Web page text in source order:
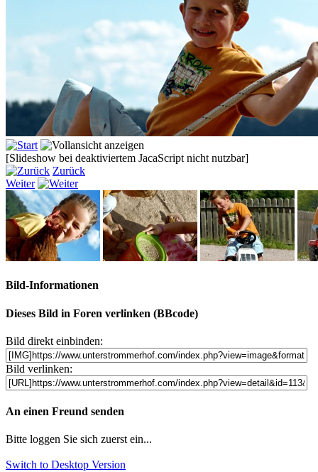
[Slideshow bei deaktiviertem JacaScript nicht nutzbar]
Zurück
Weiter
Bild-Informationen
Dieses Bild in Foren verlinken (BBcode)
Bild direkt einbinden:
Bild verlinken:
An einen Freund senden
Bitte loggen Sie sich zuerst ein...
Switch to Desktop Version